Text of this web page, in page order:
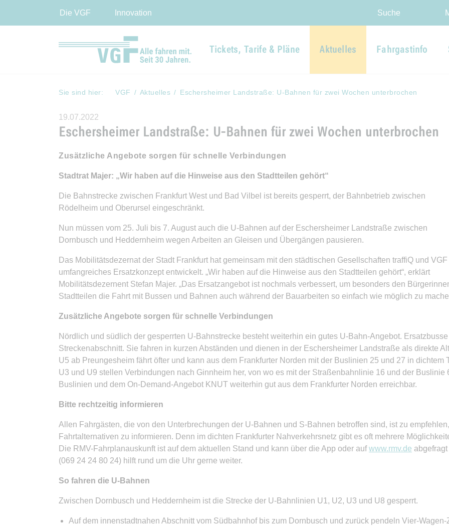
Die VGF
Innovation Suche
Tickets, Tarife & Pläne Aktuelles Fahrgastinfo
Sie sind hier: VGF Aktuelles Eschersheimer Landstraße: U-Bahnen für zwei Wochen unterbrochen
19.07.2022
Eschersheimer Landstraße: U-Bahnen für zwei Wochen unterbrochen
Zusätzliche Angebote sorgen für schnelle Verbindungen
Stadtrat Majer: „Wir haben auf die Hinweise aus den Stadtteilen gehört“
Die Bahnstrecke zwischen Frankfurt West und Bad Vilbel ist bereits gesperrt, der Bahnbetrieb zwischen
Rödelheim und Oberursel eingeschränkt.
Nun müssen vom 25. Juli bis 7. August auch die U-Bahnen auf der Eschersheimer Landstraße zwischen
Dornbusch und Heddernheim wegen Arbeiten an Gleisen und Übergängen pausieren.
Das Mobilitätsdezernat der Stadt Frankfurt hat gemeinsam mit den städtischen Gesellschaften traffiQ und VGF
umfangreiches Ersatzkonzept entwickelt. „Wir haben auf die Hinweise aus den Stadtteilen gehört“, erklärt
Mobilitätsdezernent Stefan Majer. „Das Ersatzangebot ist nochmals verbessert, um besonders den
Stadtteilen die Fahrt mit Bussen und Bahnen auch während der Bauarbeiten so einfach wie möglich zu
Zusätzliche Angebote sorgen für schnelle Verbindungen
Nördlich und südlich der gesperrten U-Bahnstrecke besteht weiterhin ein gutes U-Bahn-Angebot.
Streckenabschnitt. Sie fahren in kurzen Abständen und dienen in der Eschersheimer Landstraße als direkte
U5 ab Preungesheim fährt öfter und kann aus dem Frankfurter Norden mit der Buslinien 25 und 27 in
U3 und U9 stellen Verbindungen nach Ginnheim her, von wo es mit der Straßenbahnlinie 16 und der
Buslinien und dem On-Demand-Angebot KNUT weiterhin gut aus dem Frankfurter Norden erreichbar.
Bitte rechtzeitig informieren
Allen Fahrgästen, die von den Unterbrechungen der U-Bahnen und S-Bahnen betroffen sind, ist zu
Fahrtalternativen zu informieren. Denn im dichten Frankfurter Nahverkehrsnetz gibt es oft mehrere
Die RMV-Fahrplanauskunft ist auf dem aktuellen Stand und kann über die App oder aufwww.rmv.de
(069 24 24 80 24) hilft rund um die Uhr gerne weiter.
So fahren die U-Bahnen
Zwischen Dornbusch und Heddernheim ist die Strecke der U-Bahnlinien U1, U2, U3 und U8 gesperrt.
Auf dem innenstadtnahen Abschnitt vom Südbahnhof bis zum Dornbusch und zurück pendeln Vier-